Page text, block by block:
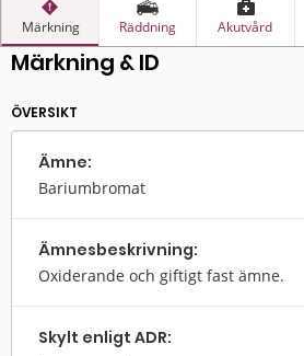
Märkning Räddning Akutvård
Märkning & ID
ÖVERSIKT
Ämne:
Bariumbromat
Ämnes­beskrivning:
Oxiderande och giftigt fast ämne.
Skylt enligt ADR: